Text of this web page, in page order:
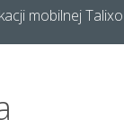
mobilnej